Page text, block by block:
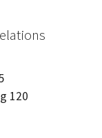
120